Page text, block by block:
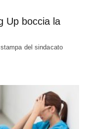
Up boccia la
del sindacato